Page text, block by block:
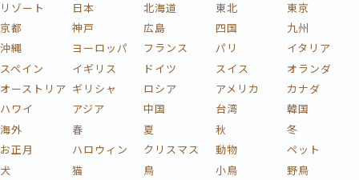
リゾート
日本 北海道 東北
東京
京都
神戸 広島 四国
九州
沖縄
ヨーロッパ フランス パリ
イタリア
スペイン
イギリス ドイツ スイス
オランダ
オーストリア ギリシャ ロシア アメリカ
カナダ
ハワイ
アジア 中国 台湾
韓国
海外
春 夏 秋
冬
お正月
ハロウィン クリスマス 動物
ペット
犬
猫 鳥 小鳥
野鳥